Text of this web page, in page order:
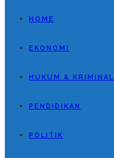
HOME
EKONOMI
HUKUM & KRIMINAL
PENDIDIKAN
POLITIK